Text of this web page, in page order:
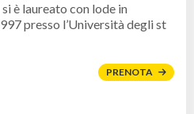
è laureato con lode in
presso l’Università degli st
PRENOTA